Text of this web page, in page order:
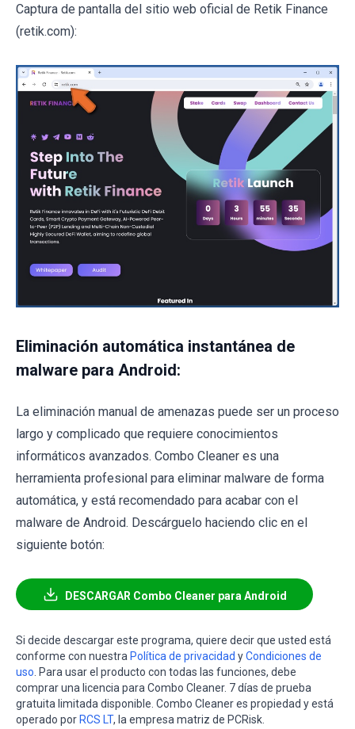
Captura de pantalla del sitio web oficial de Retik Finance
(retik.com):
Eliminación automática instantánea de
malware para Android:
La eliminación manual de amenazas puede ser un proceso
largo y complicado que requiere conocimientos
informáticos avanzados. Combo Cleaner es una
herramienta profesional para eliminar malware de forma
automática, y está recomendado para acabar con el
malware de Android. Descárguelo haciendo clic en el
siguiente botón:
DESCARGAR Combo Cleaner para Android
Si decide descargar este programa, quiere decir que usted está
conforme con nuestra Política de privacidad yCondiciones de
uso . Para usar el producto con todas las funciones, debe
comprar una licencia para Combo Cleaner. 7 días de prueba
gratuita limitada disponible. Combo Cleaner es propiedad y está
operado por RCS LT, la empresa matriz de PCRisk.